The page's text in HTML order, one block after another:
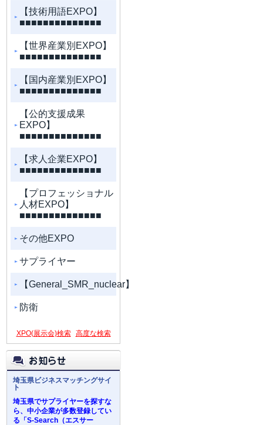
【技術用語EXPO】
■■■■■■■■■■■■■■
【世界産業別EXPO】
■■■■■■■■■■■■■■
【国内産業別EXPO】
■■■■■■■■■■■■■■
【公的支援成果
EXPO】
■■■■■■■■■■■■■■
【求人企業EXPO】
■■■■■■■■■■■■■■
【プロフェッショナル
人材EXPO】
■■■■■■■■■■■■■■
その他EXPO
サプライヤー
【General_SMR_nuclear】
防衛
XPO(展示会)検索 高度な検索
埼玉県ビジネスマッチングサイ
ト
埼玉県でサプライヤーを探すな
ら、中小企業が多数登録してい
る「S-Search（エスサー